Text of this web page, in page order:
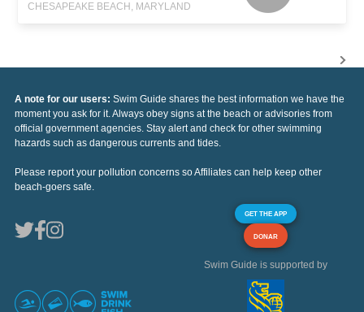
CHESAPEAKE BEACH, MARYLAND
A note for our users: Swim Guide shares the best information we have the
moment you ask for it. Always obey signs at the beach or advisories from
official government agencies. Stay alert and check for other swimming
hazards such as dangerous currents and tides.
Please report your pollution concerns so Affiliates can help keep other
beach-goers safe.
GET THE APP
DONAR
Swim Guide is supported by